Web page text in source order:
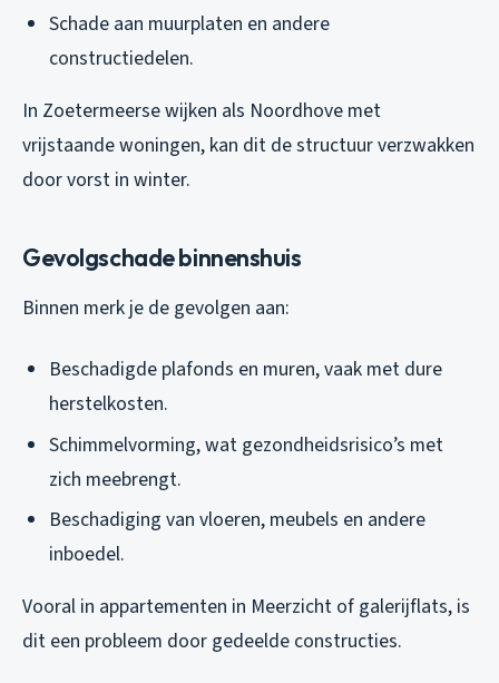
Schade aan muurplaten en andere
constructiedelen.
In Zoetermeerse wijken als Noordhove met
vrijstaande woningen, kan dit de structuur verzwakken
door vorst in winter.
Gevolgschade binnenshuis
Binnen merk je de gevolgen aan:
Beschadigde plafonds en muren, vaak met dure
herstelkosten.
Schimmelvorming, wat gezondheidsrisico’s met
zich meebrengt.
Beschadiging van vloeren, meubels en andere
inboedel.
Vooral in appartementen in Meerzicht of galerijflats, is
dit een probleem door gedeelde constructies.